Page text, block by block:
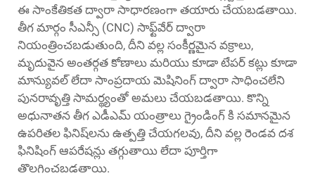
ఈ సాంకేతికత ద్వారా సాధారణంగా తయారు చేయబడతాయి.
తీగ మార్గం సీఎన్సీ (CNC) సాఫ్ట్‌వేర్ ద్వారా
నియంత్రించబడుతుంది, దీని వల్ల సంకీర్ణమైన వక్రాలు,
మృదువైన అంతర్గత కోణాలు మరియు కూడా టేపర్ కట్లు కూడా
మాన్యువల్ లేదా సాంప్రదాయ మెషినింగ్ ద్వారా సాధించలేని
పునరావృత్తి సామర్థ్యంతో అమలు చేయబడతాయి. కొన్ని
అధునాతన తీగ ఎడీఎమ్ యంత్రాలు గ్రైండింగ్ కి సమానమైన
ఉపరితల ఫినిష్‌లను ఉత్పత్తి చేయగలవు, దీని వల్ల రెండవ దశ
ఫినిషింగ్ ఆపరేషన్లు తగ్గుతాయి లేదా పూర్తిగా
తొలగించబడతాయి.